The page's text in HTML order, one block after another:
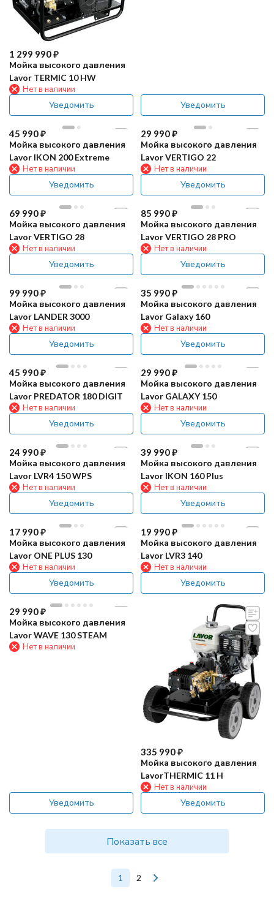
1 299 990₽
Мойка высокого давления
Lavor TERMIC 10 HW
Нет в наличии
Уведомить Уведомить
45 990₽
Мойка высокого давления
Lavor IKON 200 Extreme
Нет в наличии
Уведомить
29 990₽
Мойка высокого давления
Lavor VERTIGO 22
Нет в наличии
Уведомить
69 990₽
Мойка высокого давления
Lavor VERTIGO 28
Нет в наличии
Уведомить
85 990₽
Мойка высокого давления
Lavor VERTIGO 28 PRO
Нет в наличии
Уведомить
99 990₽
Мойка высокого давления
Lavor LANDER 3000
Нет в наличии
Уведомить
35 990₽
Мойка высокого давления
Lavor Galaxy 160
Нет в наличии
Уведомить
45 990₽
Мойка высокого давления
Lavor PREDATOR 180 DIGIT
Нет в наличии
Уведомить
29 990₽
Мойка высокого давления
Lavor GALAXY 150
Нет в наличии
Уведомить
24 990₽
Мойка высокого давления
Lavor LVR4 150 WPS
Нет в наличии
Уведомить
39 990₽
Мойка высокого давления
Lavor IKON 160 Plus
Нет в наличии
Уведомить
17 990₽
Мойка высокого давления
Lavor ONE PLUS 130
Нет в наличии
Уведомить
19 990₽
Мойка высокого давления
Lavor LVR3 140
Нет в наличии
Уведомить
29 990₽
Мойка высокого давления
Lavor WAVE 130 STEAM
Нет в наличии
Уведомить
335 990₽
Мойка высокого давления
LavorTHERMIC 11 H
Нет в наличии
Уведомить
Показать все
1 2